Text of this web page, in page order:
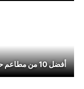
أفضل 10 من مطاعم حياة مول الرياض لعام 2026